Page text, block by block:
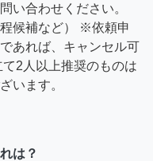
い合わせください。
候補など） ※依頼申
あれば、キャンセル可
2人以上推奨のものは
います。
は？